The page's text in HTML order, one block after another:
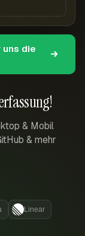
& Mobil
& mehr
Linear
die